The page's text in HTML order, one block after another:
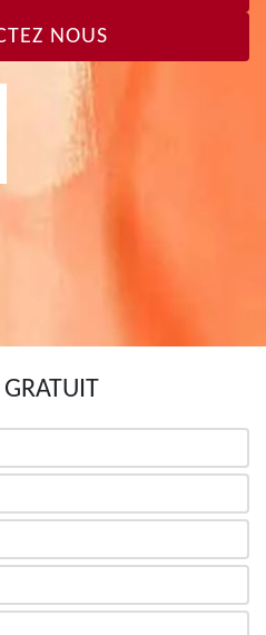
NOUS